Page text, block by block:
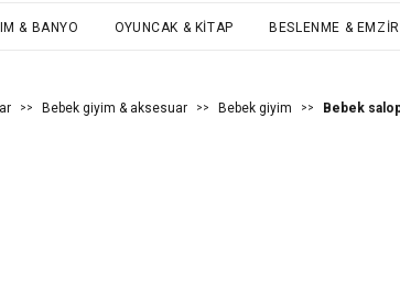
& BANYO OYUNCAK & KITAP BESLENME &
>> Bebek giyim & aksesuar >> Bebek giyim >> Bebek